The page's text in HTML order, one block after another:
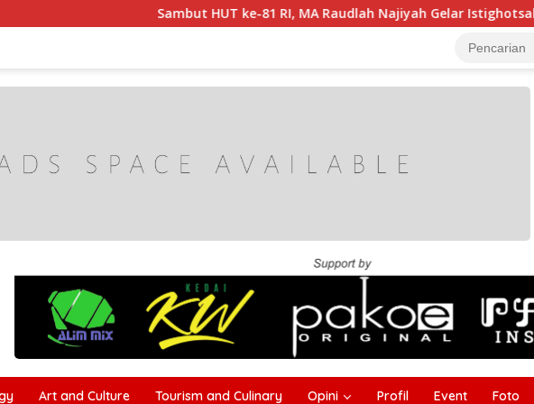
Sambut HUT ke-81 RI, MA Raudlah Najiyah Gelar Istighotsah dan
Art and Culture Tourism and Culinary Opini Profil Event Foto